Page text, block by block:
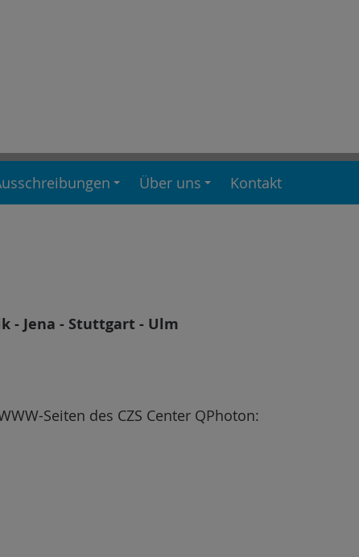
Über uns Kontakt
- Jena - Stuttgart - Ulm
Seiten des CZS Center QPhoton: